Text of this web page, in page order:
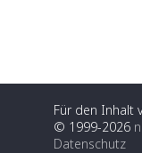
Für den Inhalt
© 1999-2026
Datenschutz